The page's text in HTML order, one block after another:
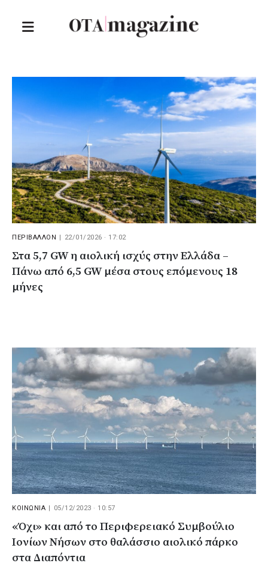
ΠΕΡΙΒΑΛΛΟΝ 22/01/2026 · 17:02
Στα 5,7 GW η αιολική ισχύς στην Ελλάδα –
Πάνω από 6,5 GW μέσα στους επόμενους 18
μήνες
ΚΟΙΝΩΝΙΑ 05/12/2023 · 10:57
«Όχι» και από το Περιφερειακό Συμβούλιο
Ιονίων Νήσων στο θαλάσσιο αιολικό πάρκο
στα Διαπόντια